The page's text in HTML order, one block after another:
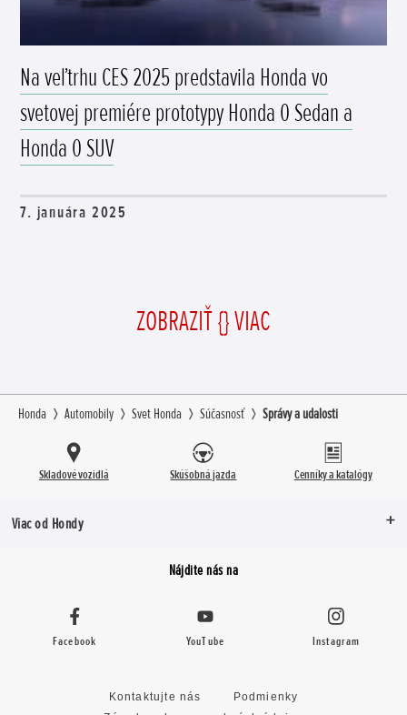
Na veľtrhu CES 2025 predstavila Honda vo
svetovej premiére prototypy Honda 0 Sedan a
Honda 0 SUV
7. januára 2025
ZOBRAZIŤ {} VIAC
Honda Automobily Svet Honda Súčasnosť Správy a udalosti
Skladové vozidlá Skúšobná jazda Cenníky a katalógy
Viac od Hondy
Nájdite nás na
Facebook YouTube Instagram
Kontaktujte nás
Podmienky